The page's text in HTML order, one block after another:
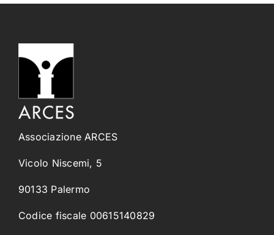
Associazione ARCES
Vicolo Niscemi, 5
90133 Palermo
Codice fiscale 00615140829